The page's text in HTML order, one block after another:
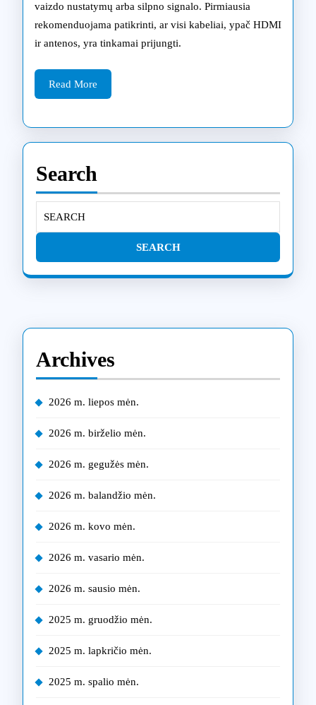
ir
vaizdo nustatymų arba silpno signalo. Pirmiausia
rekomenduojama patikrinti, ar visi kabeliai, ypač HDMI
ir antenos, yra tinkamai prijungti.
Read More
More
Search
for:
Archives
2026 m. liepos mėn.
2026 m. birželio mėn.
2026 m. gegužės mėn.
2026 m. balandžio mėn.
2026 m. kovo mėn.
2026 m. vasario mėn.
2026 m. sausio mėn.
2025 m. gruodžio mėn.
2025 m. lapkričio mėn.
2025 m. spalio mėn.